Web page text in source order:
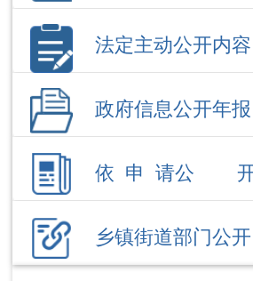
政府信息公开年报
依 申 请公 开
新城街道信息公开